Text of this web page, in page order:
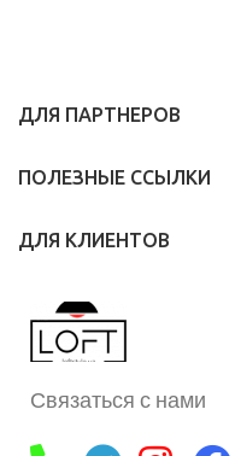
ДЛЯ ПАРТНЕРОВ
ПОЛЕЗНЫЕ ССЫЛКИ
ДЛЯ КЛИЕНТОВ
Связаться с нами